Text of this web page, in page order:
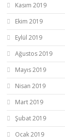
Kasım 2019
Ekim 2019
Eylül 2019
Ağustos 2019
Mayıs 2019
Nisan 2019
Mart 2019
Şubat 2019
Ocak 2019